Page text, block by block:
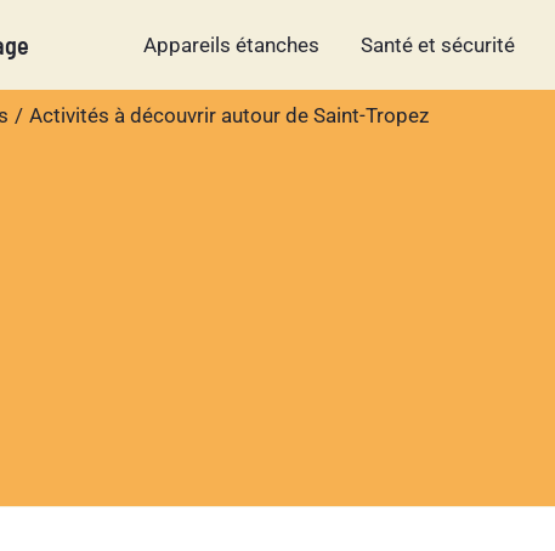
Appareils étanches Santé et sécurité
Activités à découvrir autour de Saint-Tropez